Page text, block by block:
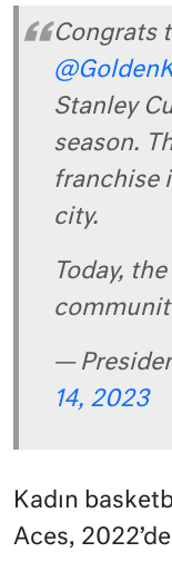
Congrats
Stanley
season.
franchise
city.
Today,
—
14, 2023
Kadın
Aces,